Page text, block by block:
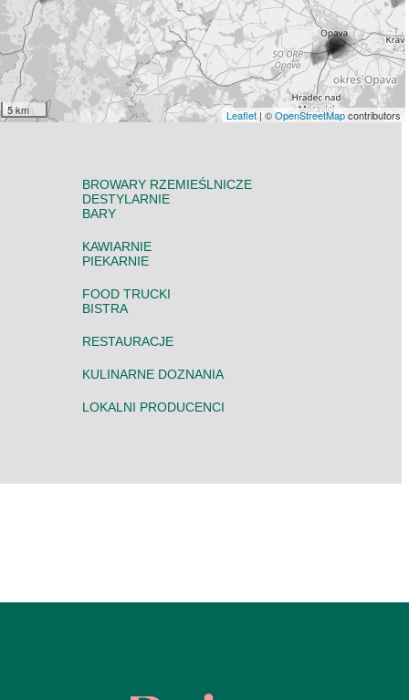
5 km Leaflet | ©OpenStreetMapcontributors
BROWARY RZEMIEŚLNICZE
DESTYLARNIE
BARY
KAWIARNIE
PIEKARNIE
FOOD TRUCKI
BISTRA
RESTAURACJE
KULINARNE DOZNANIA
LOKALNI PRODUCENCI